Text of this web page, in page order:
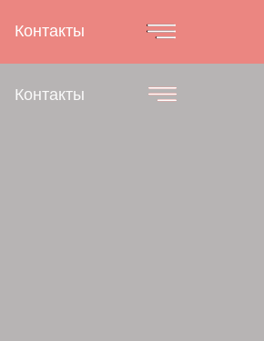
Контакты
Контакты